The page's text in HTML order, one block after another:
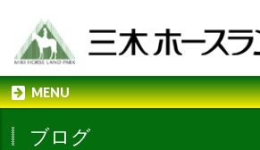
MENU
ブログ